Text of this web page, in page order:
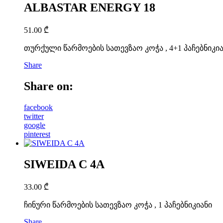
ALBASTAR ENERGY 18
51.00 ₾
თურქული წარმოების სათევზაო კოჭა , 4+1
Share
Share on:
facebook
twitter
google
pinterest
SIWEIDA C 4A
33.00 ₾
ჩინური წარმოების სათევზაო კოჭა , 1 პაჩებნიკიანი